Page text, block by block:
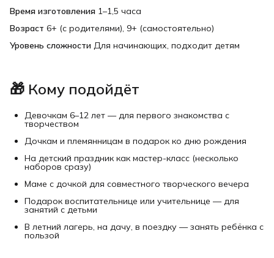
Время изготовления 1–1,5 часа
Возраст 6+ (с родителями), 9+ (самостоятельно)
Уровень сложности Для начинающих, подходит детям
🎁 Кому подойдёт
Девочкам 6–12 лет — для первого знакомства с
творчеством
Дочкам и племянницам в подарок ко дню рождения
На детский праздник как мастер-класс (несколько
наборов сразу)
Маме с дочкой для совместного творческого вечера
Подарок воспитательнице или учительнице — для
занятий с детьми
В летний лагерь, на дачу, в поездку — занять ребёнка с
пользой